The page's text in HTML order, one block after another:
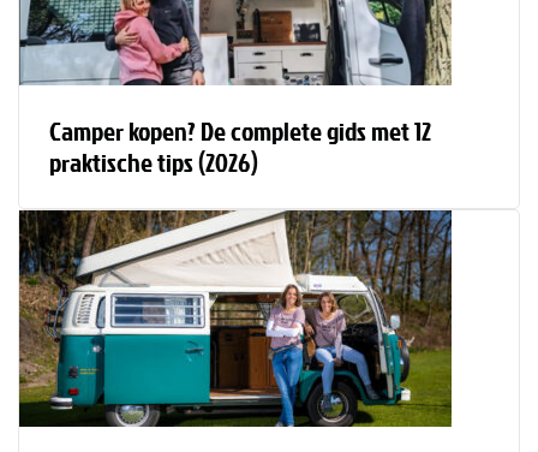
Camper kopen? De complete gids met 12
praktische tips (2026)